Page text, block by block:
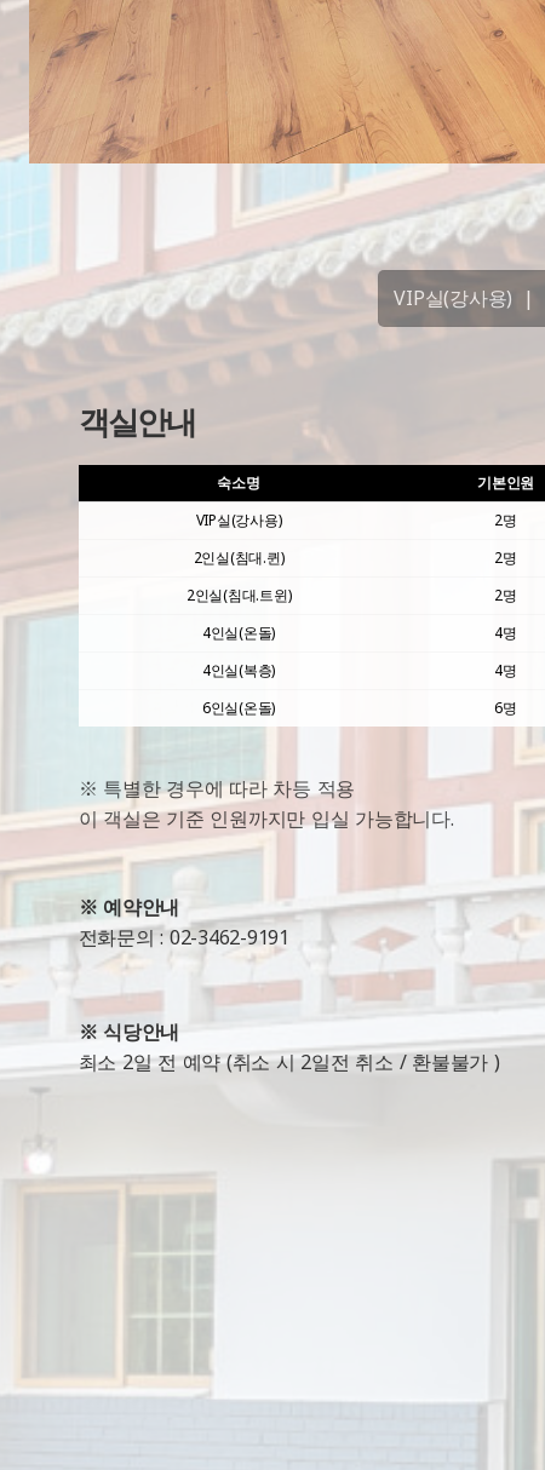
VIP실(강사용) |
객실안내
숙소명 기본인원
VIP실(강사용)
2명
2인실(침대.퀸) 2명
2인실(침대.트윈)
2명
4인실(온돌)
4명
4인실(복층)
4명
6인실(온돌)
6명
※ 특별한 경우에 따라 차등 적용
이 객실은 기준 인원까지만 입실 가능합니다.
※ 예약안내
전화문의 : 02-3462-9191
※ 식당안내
최소 2일 전 예약 (취소 시 2일전 취소 / 환불불가 )